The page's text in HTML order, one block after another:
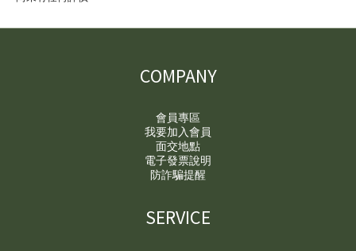
COMPANY
會員專區
我要加入會員
面交地點
電子發票說明
防詐騙提醒
SERVICE